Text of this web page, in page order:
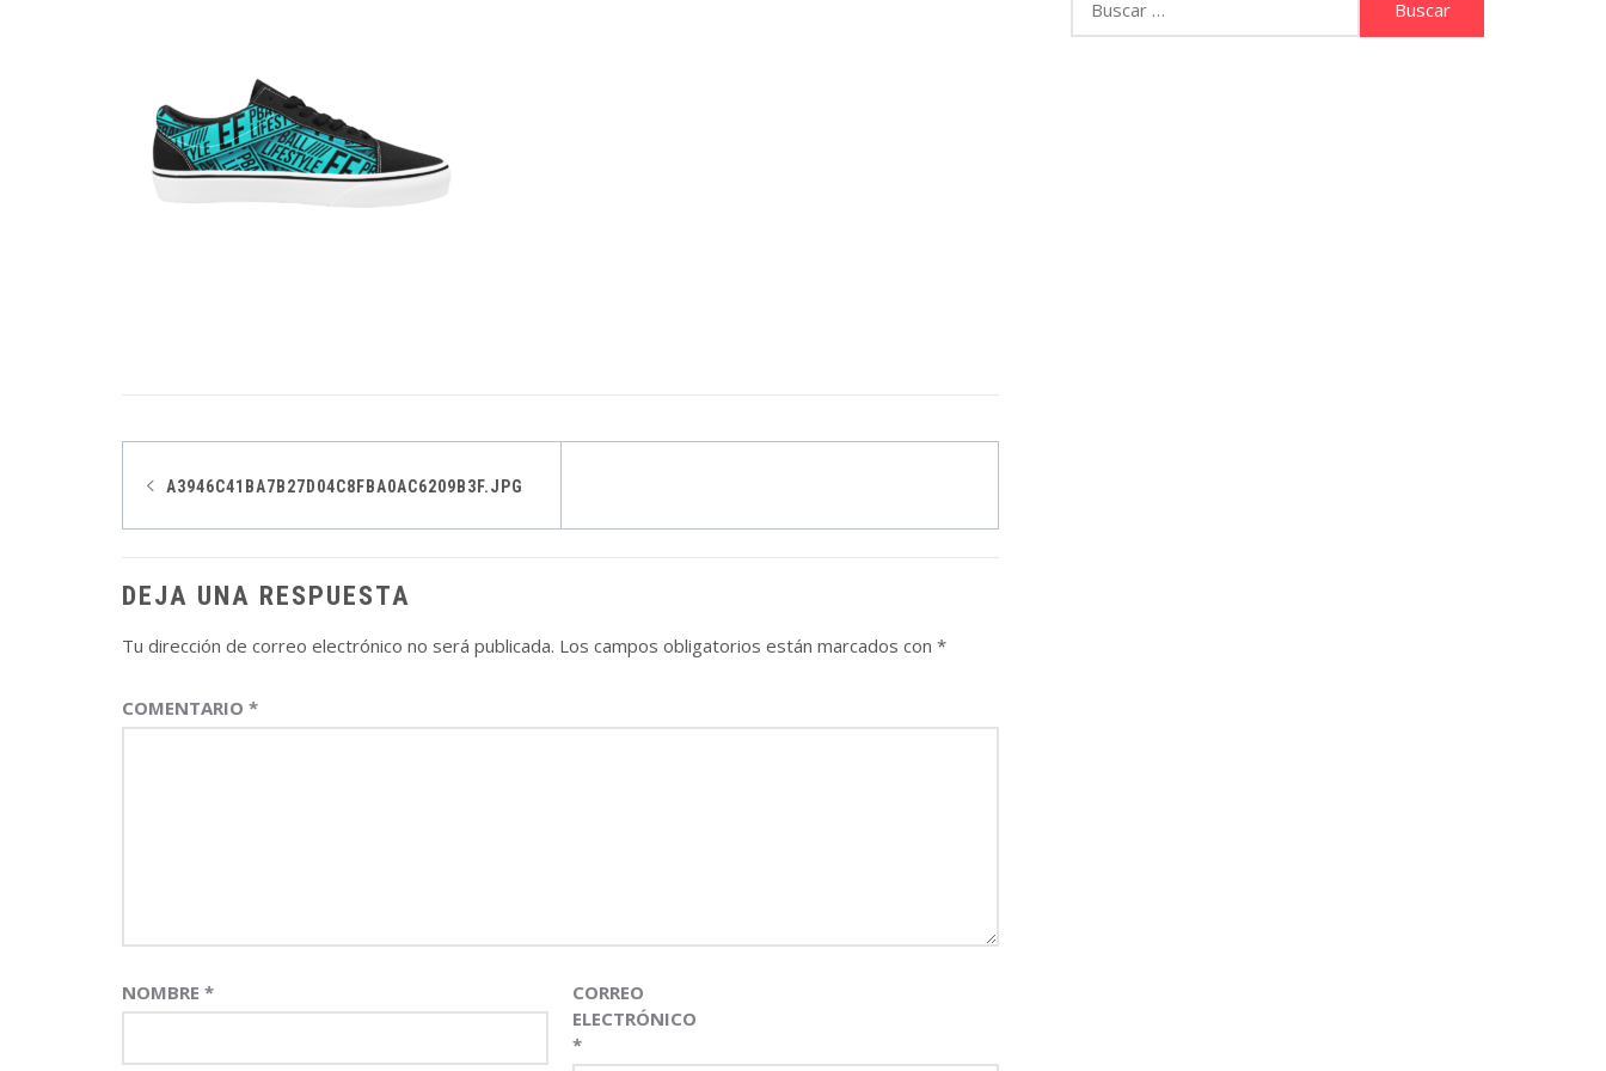
Navegación
de
entradas
A3946C41BA7B27D04C8FBA0AC6209B3F.JPG
DEJA UNA RESPUESTA
Tu dirección de correo electrónico no será publicada. Los campos obligatorios están marcados con *
COMENTARIO *
NOMBRE *
CORREO
ELECTRÓNICO
*